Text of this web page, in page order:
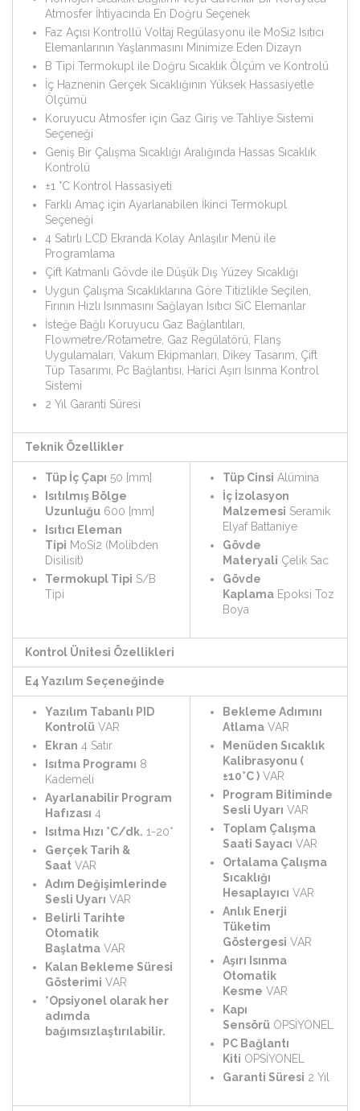
Atmosfer İhtiyacında En Doğru Seçenek
Faz Açısı Kontrollü Voltaj Regülasyonu ile MoSi2 Isıtıcı
Elemanlarının Yaşlanmasını Minimize Eden Dizayn
B Tipi Termokupl ile Doğru Sıcaklık Ölçüm ve Kontrolü
İç Haznenin Gerçek Sıcaklığının Yüksek Hassasiyetle
Ölçümü
Koruyucu Atmosfer için Gaz Giriş ve Tahliye Sistemi
Seçeneği
Geniş Bir Çalışma Sıcaklığı Aralığında Hassas Sıcaklık
Kontrolü
±1 °C Kontrol Hassasiyeti
Farklı Amaç için Ayarlanabilen İkinci Termokupl
Seçeneği
4 Satırlı LCD Ekranda Kolay Anlaşılır Menü ile
Programlama
Çift Katmanlı Gövde ile Düşük Dış Yüzey Sıcaklığı
Uygun Çalışma Sıcaklıklarına Göre Titizlikle Seçilen,
Fırının Hızlı Isınmasını Sağlayan Isıtıcı SiC Elemanlar
İsteğe Bağlı Koruyucu Gaz Bağlantıları,
Flowmetre/Rotametre, Gaz Regülatörü, Flanş
Uygulamaları, Vakum Ekipmanları, Dikey Tasarım, Çift
Tüp Tasarımı, Pc Bağlantısı, Harici Aşırı Isınma Kontrol
Sistemi
2 Yıl Garanti Süresi
Teknik Özellikler
Tüp İç Çapı 50 [mm]
Isıtılmış Bölge
Uzunluğu 600 [mm]
Isıtıcı Eleman
Tipi MoSi2 (Molibden
Disilisit)
Termokupl Tipi S/B
Tipi
Tüp Cinsi Alümina
İç İzolasyon
Malzemesi Seramik
Elyaf Battaniye
Gövde
Materyali Çelik Sac
Gövde
Kaplama Epoksi Toz
Boya
Kontrol Ünitesi Özellikleri
E4 Yazılım Seçeneğinde
Yazılım Tabanlı PID
Kontrolü VAR
Ekran 4 Satır
Isıtma Programı 8
Kademeli
Ayarlanabilir Program
Hafızası 4
Isıtma Hızı °C/dk. 1-20*
Gerçek Tarih &
Saat VAR
Adım Değişimlerinde
Sesli Uyarı VAR
Belirli Tarihte
Otomatik
Başlatma VAR
Kalan Bekleme Süresi
Gösterimi VAR
*Opsiyonel olarak her
adımda
bağımsızlaştırılabilir.
Bekleme Adımını
Atlama VAR
Menüden Sıcaklık
Kalibrasyonu (
±10°C ) VAR
Program Bitiminde
Sesli Uyarı VAR
Toplam Çalışma
Saati Sayacı VAR
Ortalama Çalışma
Sıcaklığı
Hesaplayıcı VAR
Anlık Enerji
Tüketim
Göstergesi VAR
Aşırı Isınma
Otomatik
Kesme VAR
Kapı
Sensörü OPSİYONEL
PC Bağlantı
Kiti OPSİYONEL
Garanti Süresi 2 Yıl